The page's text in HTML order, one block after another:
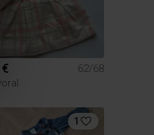
€
62/68
1